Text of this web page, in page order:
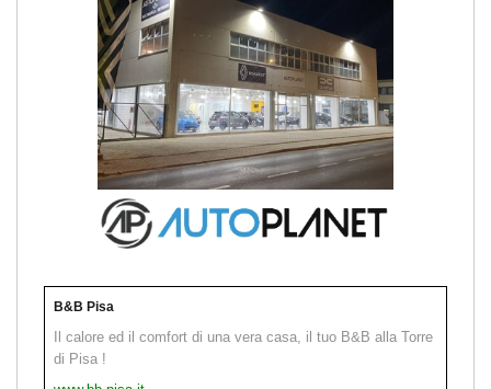
B&B Pisa
Il calore ed il comfort di una vera casa, il tuo B&B alla Torre
di Pisa !